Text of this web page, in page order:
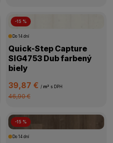
-15 %
Do 14 dní
Quick-Step Capture
SIG4753 Dub farbený
biely
39,87 € / m² s DPH
46,90 €
-15 %
Do 14 dní